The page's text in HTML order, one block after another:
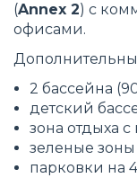
(Annex 2) с
офисами.
2 бассейна
детский
зона отдыха
зеленые
парковки на